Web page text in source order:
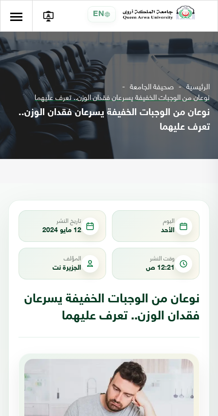
EN
الرئيسية صحيفة الجامعة
نوعان من الوجبات الخفيفة يسرعان فقدان الوزن.. تعرف عليهما
نوعان من الوجبات الخفيفة يسرعان فقدان الوزن..
تعرف عليهما
اليوم
الأحد
تاريخ النشر
12 مايو 2024
وقت النشر
12:21 ص
المؤلف
الجزيرة نت
نوعان من الوجبات الخفيفة يسرعان
فقدان الوزن.. تعرف عليهما